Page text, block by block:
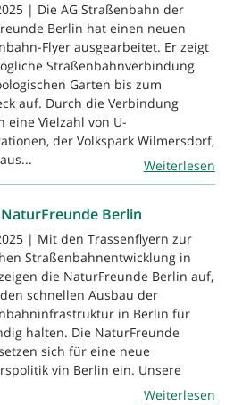
| Die AG Straßenbahn der
Berlin hat einen neuen
Flyer ausgearbeitet. Er zeigt
Straßenbahnverbindung
Garten bis zum
auf. Durch die Verbindung
eine Vielzahl von U-
der Volkspark Wilmersdorf,
Weiterlesen
Berlin
| Mit den Trassenflyern zur
Straßenbahnentwicklung in
die NaturFreunde Berlin auf,
schnellen Ausbau der
in Berlin für
halten. Die NaturFreunde
sich für eine neue
vin Berlin ein. Unsere
Weiterlesen